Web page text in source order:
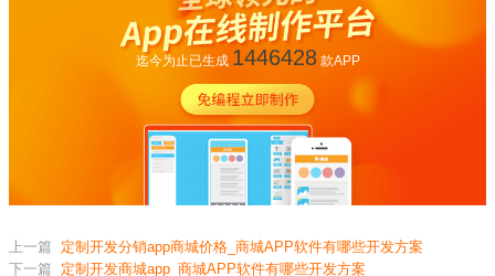
迄今为止已生成 1446428款APP
上一篇
定制开发分销app商城价格_商城APP软件有哪些开发方案
下一篇
定制开发商城app_商城APP软件有哪些开发方案